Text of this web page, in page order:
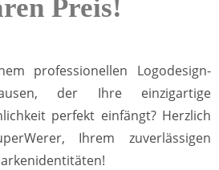
Preis!
professionellen Logodesign-
der Ihre einzigartige
perfekt einfängt? Herzlich
Ihrem zuverlässigen